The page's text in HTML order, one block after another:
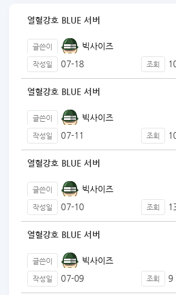
열혈강호 BLUE 서버
글쓴이 빅사이즈
작성일 07-18 조회
열혈강호 BLUE 서버
글쓴이 빅사이즈
작성일 07-11 조회
열혈강호 BLUE 서버
글쓴이 빅사이즈
작성일 07-10 조회
열혈강호 BLUE 서버
글쓴이 빅사이즈
작성일 07-09 조회 9